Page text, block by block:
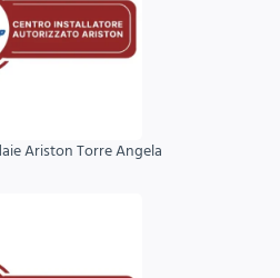
Ariston Torre Angela